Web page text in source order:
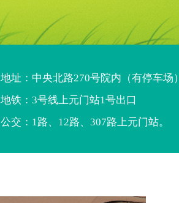
地址：中央北路270号院内（有停车场）
地铁：3号线上元门站1号出口
公交：1路、12路、307路上元门站。